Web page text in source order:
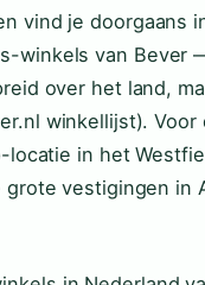
vind je doorgaans
winkels van Bever
over het land,
winkellijst).
in het
grote vestigingen in